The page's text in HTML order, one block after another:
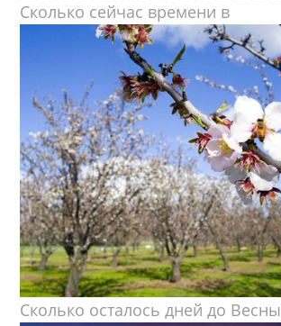
Сколько сейчас времени в
Сколько осталось дней до Весны